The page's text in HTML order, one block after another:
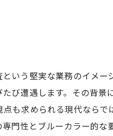
いう堅実な業務のイメー
び遭遇します。その背景
も求められる現代ならで
門性とブルーカラー的な